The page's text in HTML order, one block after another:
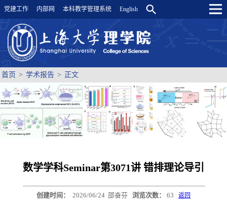
党建工作 内部网 本科教学管理系统 English
首页 > 学术报告 > 正文
数学学科Seminar第3071讲 错排理论导引
创建时间： 2026/06/24 邵奋芬 浏览次数： 63 返回